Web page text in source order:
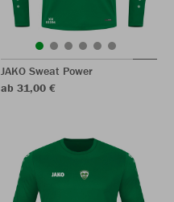
JAKO Sweat Power
ab 31,00 €